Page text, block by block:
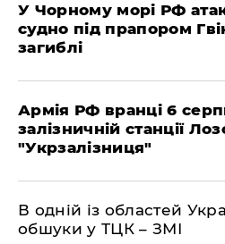
У Чорному морі РФ
судно під прапором
загиблі
Армія РФ вранці 6
залізничній станції
"Укрзалізниця"
В одній із областей
обшуки у ТЦК – ЗМІ